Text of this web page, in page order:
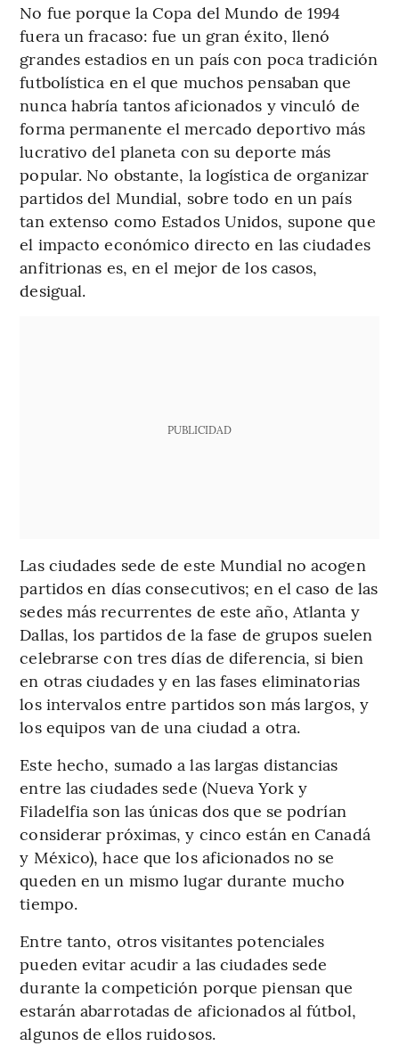
No fue porque la Copa del Mundo de 1994
fuera un fracaso: fue un gran éxito, llenó
grandes estadios en un país con poca tradición
futbolística en el que muchos pensaban que
nunca habría tantos aficionados y vinculó de
forma permanente el mercado deportivo más
lucrativo del planeta con su deporte más
popular. No obstante, la logística de organizar
partidos del Mundial, sobre todo en un país
tan extenso como Estados Unidos, supone que
el impacto económico directo en las ciudades
anfitrionas es, en el mejor de los casos,
desigual.
PUBLICIDAD
Las ciudades sede de este Mundial no acogen
partidos en días consecutivos; en el caso de las
sedes más recurrentes de este año, Atlanta y
Dallas, los partidos de la fase de grupos suelen
celebrarse con tres días de diferencia, si bien
en otras ciudades y en las fases eliminatorias
los intervalos entre partidos son más largos, y
los equipos van de una ciudad a otra.
Este hecho, sumado a las largas distancias
entre las ciudades sede (Nueva York y
Filadelfia son las únicas dos que se podrían
considerar próximas, y cinco están en Canadá
y México), hace que los aficionados no se
queden en un mismo lugar durante mucho
tiempo.
Entre tanto, otros visitantes potenciales
pueden evitar acudir a las ciudades sede
durante la competición porque piensan que
estarán abarrotadas de aficionados al fútbol,
algunos de ellos ruidosos.